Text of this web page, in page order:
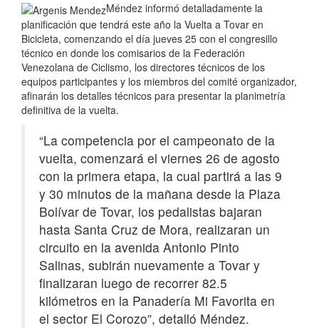
Méndez informó detalladamente la
planificación que tendrá este año la Vuelta a Tovar en
Bicicleta, comenzando el día jueves 25 con el congresillo
técnico en donde los comisarios de la Federación
Venezolana de Ciclismo, los directores técnicos de los
equipos participantes y los miembros del comité organizador,
afinarán los detalles técnicos para presentar la planimetría
definitiva de la vuelta.
“La competencia por el campeonato de la
vuelta, comenzará el viernes 26 de agosto
con la primera etapa, la cual partirá a las 9
y 30 minutos de la mañana desde la Plaza
Bolívar de Tovar, los pedalistas bajaran
hasta Santa Cruz de Mora, realizaran un
circuito en la avenida Antonio Pinto
Salinas, subirán nuevamente a Tovar y
finalizaran luego de recorrer 82.5
kilómetros en la Panadería Mi Favorita en
el sector El Corozo”, detalló Méndez.